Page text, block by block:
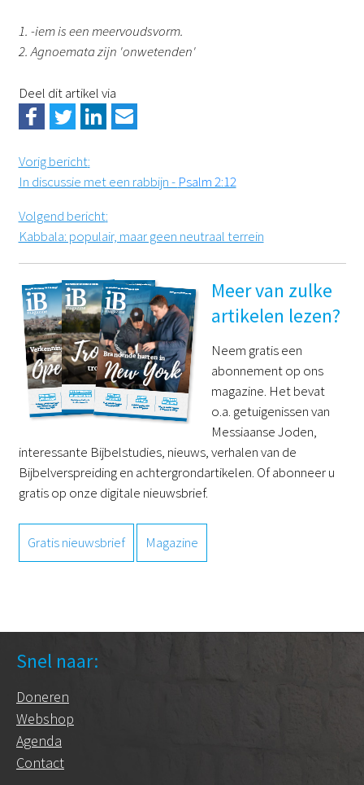
1. -iem is een meervoudsvorm.
2. Agnoemata zijn 'onwetenden'
Deel dit artikel via
Vorig bericht:
In discussie met een rabbijn - Psalm 2:12
Volgend bericht:
Kabbala: populair, maar geen neutraal terrein
Meer van zulke
artikelen lezen?
Neem gratis een
abonnement op ons
magazine. Het bevat
o.a. getuigenissen van
Messiaanse Joden,
interessante Bijbelstudies, nieuws, verhalen van de
Bijbelverspreiding en achtergrondartikelen. Of abonneer u
gratis op onze digitale nieuwsbrief.
Gratis nieuwsbrief Magazine
Snel naar:
Doneren
Webshop
Agenda
Contact